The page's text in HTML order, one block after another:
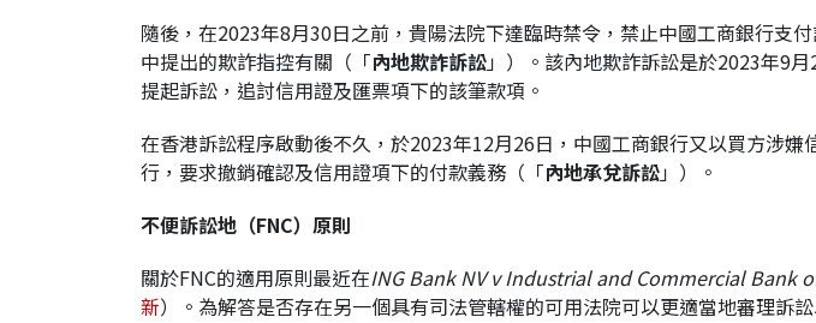
隨後，在2023年8月30日之前，貴陽法院下達臨時禁令，禁止中國工商銀行支
中提出的欺詐指控有關（「內地欺詐訴訟」）。該內地欺詐訴訟是於2023年9
提起訴訟，追討信用證及匯票項下的該筆款項。
在香港訴訟程序啟動後不久，於2023年12月26日，中國工商銀行又以買方涉
行，要求撤銷確認及信用證項下的付款義務（「內地承兌訴訟」）。
不便訴訟地（FNC）原則
關於FNC的適用原則最近在ING Bank NV v Industrial and Commercial Bank
新）。為解答是否存在另一個具有司法管轄權的可用法院可以更適當地審理訴